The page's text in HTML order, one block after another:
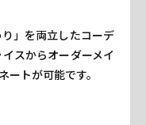
」を両立したコーデ
スからオーダーメイ
ートが可能です。